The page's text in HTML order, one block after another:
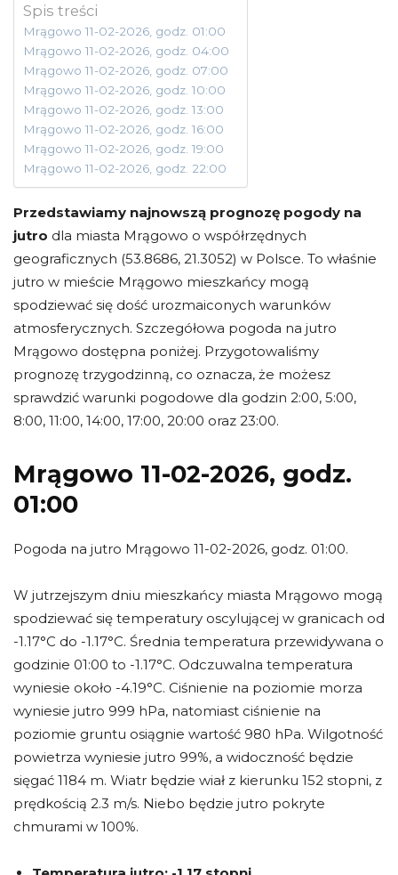
Spis treści
Mrągowo 11-02-2026, godz. 01:00
Mrągowo 11-02-2026, godz. 04:00
Mrągowo 11-02-2026, godz. 07:00
Mrągowo 11-02-2026, godz. 10:00
Mrągowo 11-02-2026, godz. 13:00
Mrągowo 11-02-2026, godz. 16:00
Mrągowo 11-02-2026, godz. 19:00
Mrągowo 11-02-2026, godz. 22:00
Przedstawiamy najnowszą prognozę pogody na
jutro dla miasta Mrągowo o współrzędnych
geograficznych (53.8686, 21.3052) w Polsce. To właśnie
jutro w mieście Mrągowo mieszkańcy mogą
spodziewać się dość urozmaiconych warunków
atmosferycznych. Szczegółowa pogoda na jutro
Mrągowo dostępna poniżej. Przygotowaliśmy
prognozę trzygodzinną, co oznacza, że możesz
sprawdzić warunki pogodowe dla godzin 2:00, 5:00,
8:00, 11:00, 14:00, 17:00, 20:00 oraz 23:00.
Mrągowo 11-02-2026, godz.
01:00
Pogoda na jutro Mrągowo 11-02-2026, godz. 01:00.
W jutrzejszym dniu mieszkańcy miasta Mrągowo mogą
spodziewać się temperatury oscylującej w granicach od
-1.17°C do -1.17°C. Średnia temperatura przewidywana o
godzinie 01:00 to -1.17°C. Odczuwalna temperatura
wyniesie około -4.19°C. Ciśnienie na poziomie morza
wyniesie jutro 999 hPa, natomiast ciśnienie na
poziomie gruntu osiągnie wartość 980 hPa. Wilgotność
powietrza wyniesie jutro 99%, a widoczność będzie
sięgać 1184 m. Wiatr będzie wiał z kierunku 152 stopni, z
prędkością 2.3 m/s. Niebo będzie jutro pokryte
chmurami w 100%.